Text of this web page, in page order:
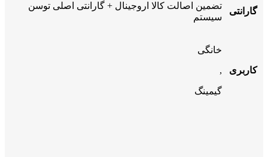
گارانتی
تضمین اصالت کالا اروجینال + گارانتی اصلی توسن
سیستم
کاربری
خانگی
,
گیمینگ